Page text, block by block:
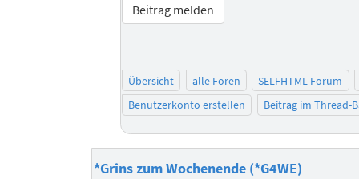
Beitrag melden
Übersicht alle Foren
SELFHTML-Forum
Benutzerkonto erstellen
Beitrag im Thread-
*Grins zum Wochenende (*G4WE)